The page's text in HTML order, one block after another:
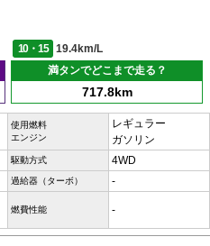
10・15
19.4km/L
満タンでどこまで走る？
717.8km
使用燃料
エンジン
レギュラー
ガソリン
駆動方式 4WD
過給器（ターボ） -
燃費性能 -